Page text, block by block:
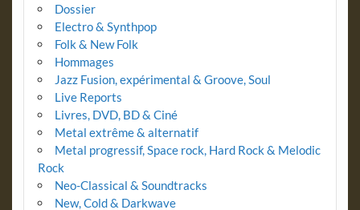
Dossier
Electro & Synthpop
Folk & New Folk
Hommages
Jazz Fusion, expérimental & Groove, Soul
Live Reports
Livres, DVD, BD & Ciné
Metal extrême & alternatif
Metal progressif, Space rock, Hard Rock & Melodic
Rock
Neo-Classical & Soundtracks
New, Cold & Darkwave